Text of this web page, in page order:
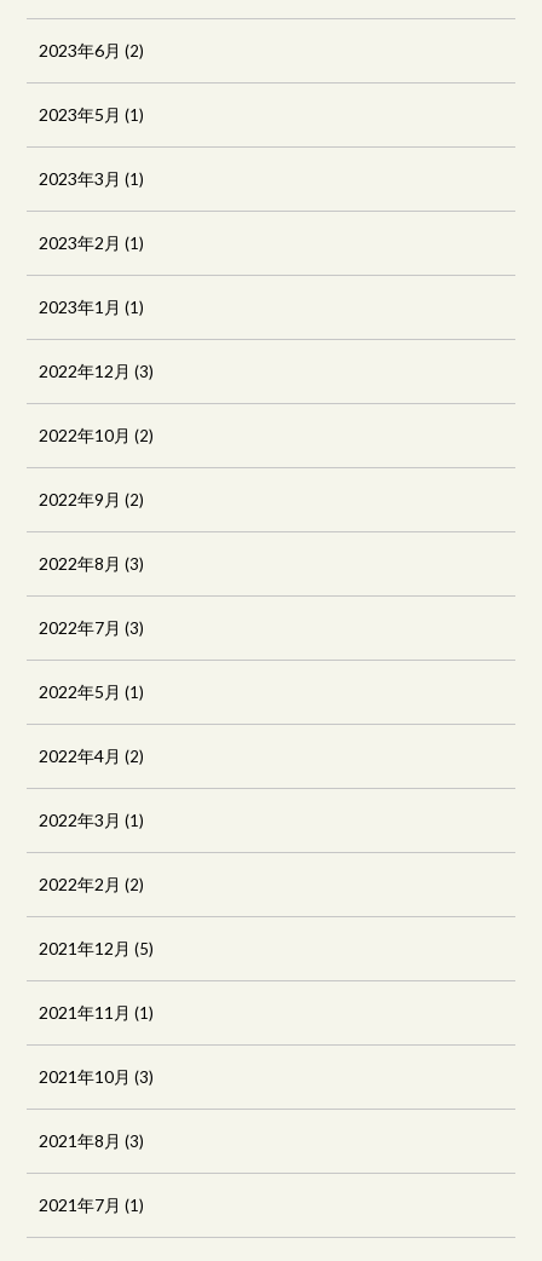
2023年6月 (2)
2023年5月 (1)
2023年3月 (1)
2023年2月 (1)
2023年1月 (1)
2022年12月 (3)
2022年10月 (2)
2022年9月 (2)
2022年8月 (3)
2022年7月 (3)
2022年5月 (1)
2022年4月 (2)
2022年3月 (1)
2022年2月 (2)
2021年12月 (5)
2021年11月 (1)
2021年10月 (3)
2021年8月 (3)
2021年7月 (1)